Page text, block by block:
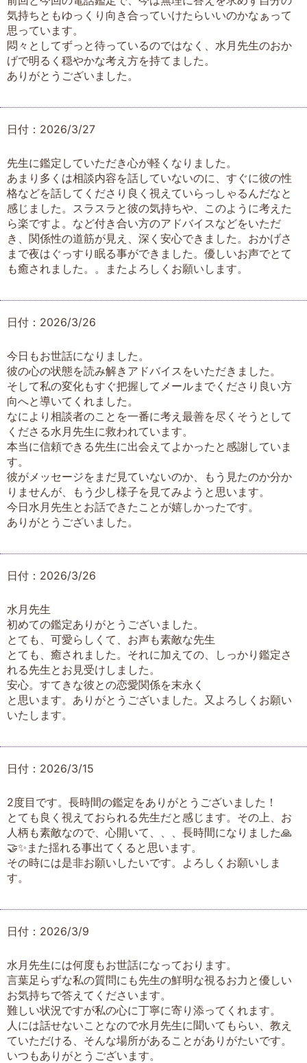
気持ちともゆっくり向き合っていけたらいいのかなぁって
思っています。
悶々としてずっと待っているのではなく、水月先生のおか
げで明るく穏やかな考え方を持てました。
ありがとうございました。
日付：2026/3/27
先生に鑑定していただき心が軽くなりました。
あまり多くは相談内容を話していないのに、すぐに彼の性
格などを話してくださり良く視えていらっしゃるんだなと
感じました。スラスラと彼の気持ちや、このように考えた
ら楽ですよ。など付き合い方のアドバイスなどをいただ
き、関係性の道筋が見え、深く安心できました。おかげさ
まで夜はぐっすり眠る事ができました。優しいお声でとて
も癒されました。。またよろしくお願いします。
日付：2026/3/26
今日もお世話になりました。
彼の心の状態を読み解きアドバイスをいただきました。
そして私の変化もすぐ把握してメールまでくださり良い方
向へと導いてくれました。
なにより相談者のことを一番に考え最善を尽くそうとして
くださる水月先生に救われています。
本当に信頼できる先生に出会えてよかったと感謝していま
す。
彼がメッセージをまだ見ていないのか、もう見たのか分か
りませんが、もう少し様子を見てみようと思います。
今日水月先生とお話できたことが嬉しかったです。
ありがとうございました。
日付：2026/3/26
水月先生
初めての鑑定ありがとうございました。
とても、可愛らしくて、お声も素敵な先生
とても、癒されました。それに加えての、しっかり鑑定さ
れる先生とお見受けしました。
安心。すてきな彼との恋愛関係を末永く
と思います。ありがとうございました。又よろしくお願い
いたします。
日付：2026/3/15
2度目です。長時間の鑑定をありがとうございました！
とても良く視えておられる先生だと感じます。その上、お
人柄も素敵なので、心開いて、、、長時間になりました🙏
🤝✨また揺れる事出てくると思います。
その時には是非お願いしたいです。よろしくお願いしま
す。
日付：2026/3/9
水月先生には何度もお世話になっております。
言葉足らずな私の質問にも先生の鮮明な視るお力と優しい
お気持ちで答えてくださいます。
難しい状況ですが私の心に丁寧に寄り添ってくれます。
人には話せないことなので水月先生に聞いてもらい、教え
ていただける、そんな場所があることがありがたいです。
いつもありがとうございます。